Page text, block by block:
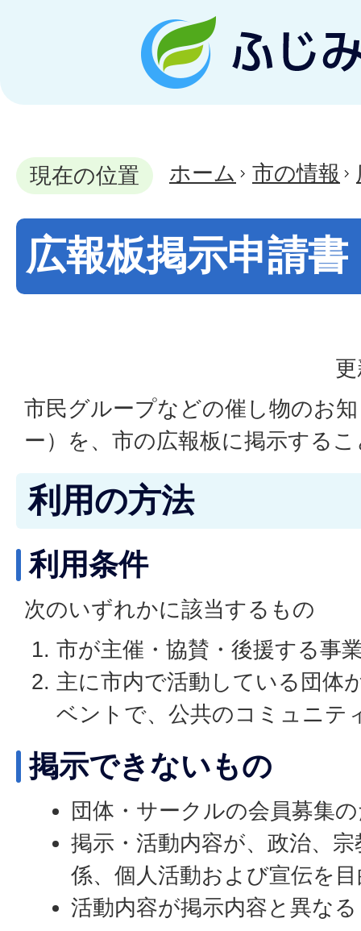
現在の位置 ホーム 市の情報
広報板掲示申請書
市民グループなどの催し物のお
ー）を、市の広報板に掲示する
利用の方法
利用条件
次のいずれかに該当するもの
市が主催・協賛・後援する事
主に市内で活動している団体
ベントで、公共のコミュニテ
掲示できないもの
団体・サークルの会員募集
掲示・活動内容が、政治、
係、個人活動および宣伝を
活動内容が掲示内容と異な